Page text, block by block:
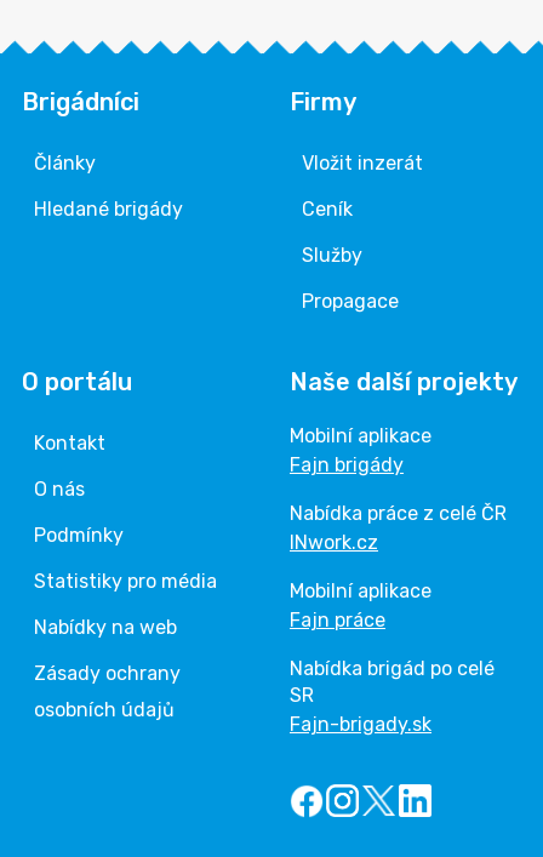
Brigádníci
Články
Hledané brigády
Firmy
Vložit inzerát
Ceník
Služby
Propagace
O portálu
Kontakt
O nás
Podmínky
Statistiky pro média
Nabídky na web
Zásady ochrany
osobních údajů
Naše další projekty
Mobilní aplikace
Fajn brigády
Nabídka práce z celé ČR
INwork.cz
Mobilní aplikace
Fajn práce
Nabídka brigád po celé
SR
Fajn-brigady.sk